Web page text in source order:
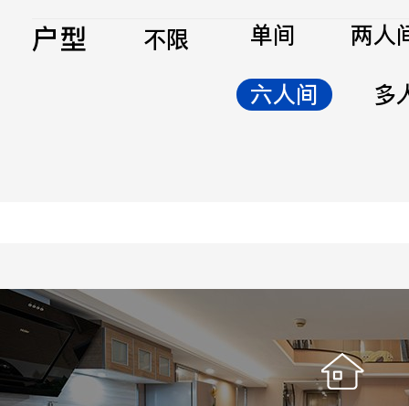
户型 不限 单间
两人
六人间
多